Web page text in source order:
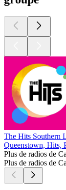
The Hits Southern
Queenstown, Hits,
Plus de radios de
Plus de radios de